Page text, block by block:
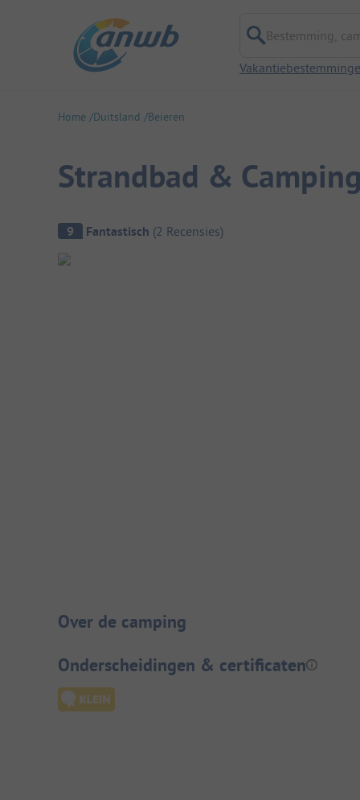
Bestemming,
Home Duitsland Beieren
Strandbad &
Camping overzicht
9 Fantastisch (2 Recensies)
Camping introductie
Over de camping
Onderscheidingen & certificaten